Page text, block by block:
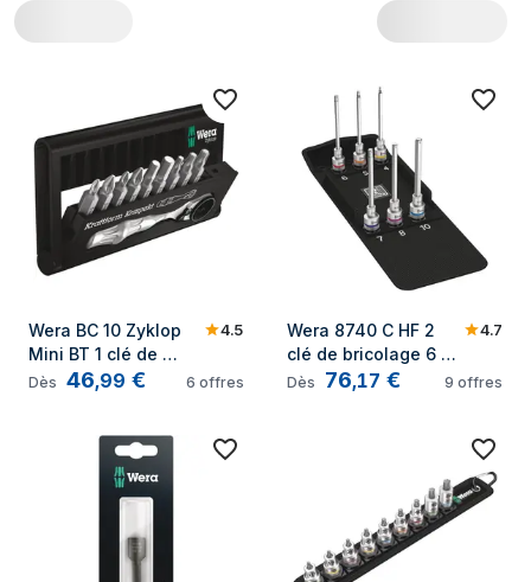
Catalogue Wera Clés de bricolage (47
Wera BC 10 Zyklop
Mini BT 1 clé de
bricolage 10 pièce(s)
4.5
Dès 46,99 € 6 offres
Wera 8740 C HF 2
clé de bricolage 6
pièce(s)
4.7
Dès 76,17 € 9 offres